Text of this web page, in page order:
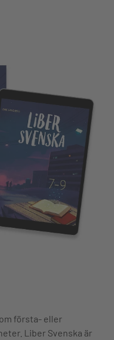
första- eller
Liber Svenska är